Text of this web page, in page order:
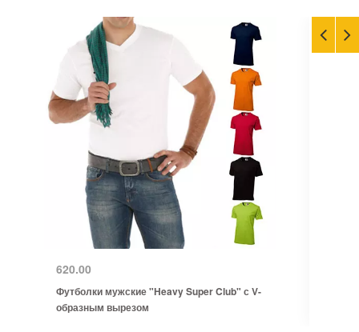
620.00
Футболки мужские "Heavy Super Club" с V-
образным вырезом